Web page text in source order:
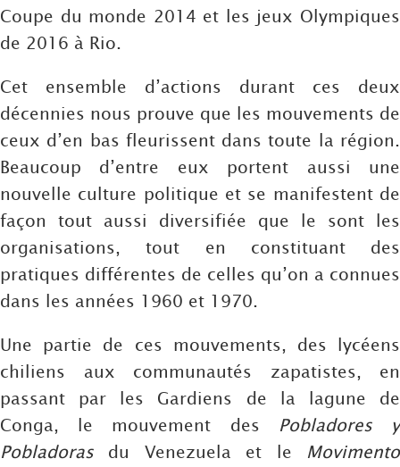
Coupe du monde 2014 et les jeux Olympiques
de 2016 à Rio.
Cet ensemble d’actions durant ces deux
décennies nous prouve que les mouvements de
ceux d’en bas fleurissent dans toute la région.
Beaucoup d’entre eux portent aussi une
nouvelle culture politique et se manifestent de
façon tout aussi diversifiée que le sont les
organisations, tout en constituant des
pratiques différentes de celles qu’on a connues
dans les années 1960 et 1970.
Une partie de ces mouvements, des lycéens
chiliens aux communautés zapatistes, en
passant par les Gardiens de la lagune de
Conga, le mouvement des Pobladores y
Pobladoras du Venezuela et le Movimento